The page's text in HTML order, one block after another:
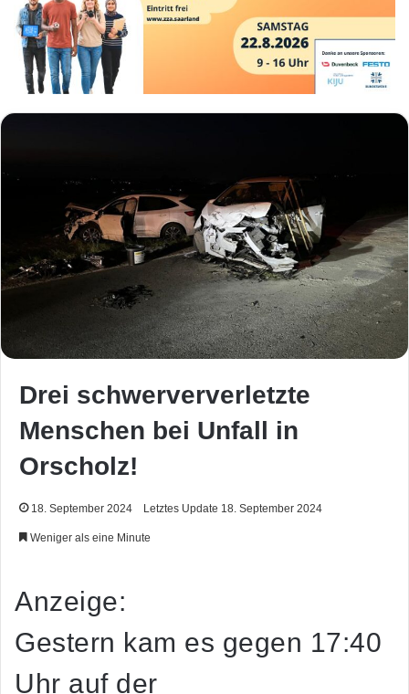
Drei schwerververletzte
Menschen bei Unfall in
Orscholz!
18. September 2024 Letztes Update 18. September 2024
Weniger als eine Minute
Anzeige:
Gestern kam es gegen 17:40
Uhr auf der